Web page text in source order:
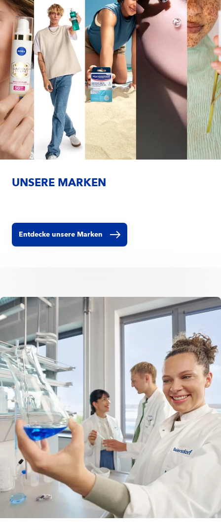
UNSERE MARKEN
Entdecke unsere Marken